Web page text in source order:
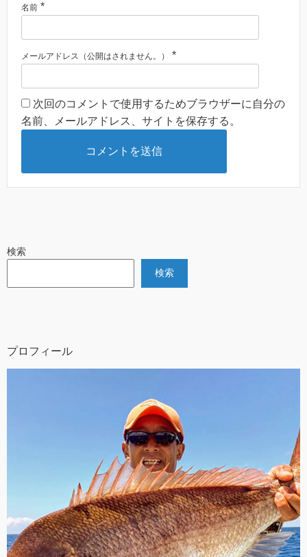
名前 *
メールアドレス（公開はされません。） *
次回のコメントで使用するためブラウザーに自分の
名前、メールアドレス、サイトを保存する。
検索
検索
プロフィール